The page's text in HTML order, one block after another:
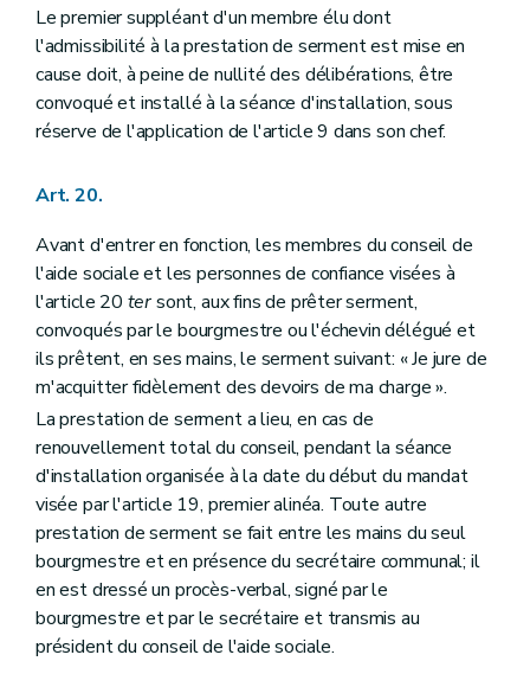
Le premier suppléant d'un membre élu dont
l'admissibilité à la prestation de serment est mise en
cause doit, à peine de nullité des délibérations, être
convoqué et installé à la séance d'installation, sous
réserve de l'application de l'article 9 dans son chef.
Art. 20.
Avant d'entrer en fonction, les membres du conseil de
l'aide sociale et les personnes de confiance visées à
l'article 20 tersont, aux fins de prêter serment,
convoqués par le bourgmestre ou l'échevin délégué et
ils prêtent, en ses mains, le serment suivant: « Je jure de
m'acquitter fidèlement des devoirs de ma charge ».
La prestation de serment a lieu, en cas de
renouvellement total du conseil, pendant la séance
d'installation organisée à la date du début du mandat
visée par l'article 19, premier alinéa. Toute autre
prestation de serment se fait entre les mains du seul
bourgmestre et en présence du secrétaire communal; il
en est dressé un procès-verbal, signé par le
bourgmestre et par le secrétaire et transmis au
président du conseil de l'aide sociale.